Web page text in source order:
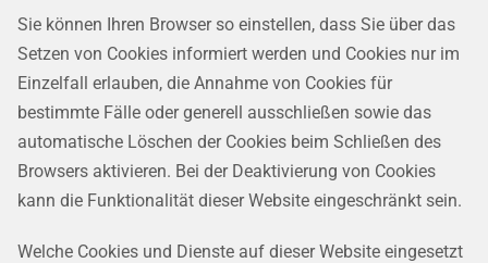
Sie können Ihren Browser so einstellen, dass Sie über das
Setzen von Cookies informiert werden und Cookies nur im
Einzelfall erlauben, die Annahme von Cookies für
bestimmte Fälle oder generell ausschließen sowie das
automatische Löschen der Cookies beim Schließen des
Browsers aktivieren. Bei der Deaktivierung von Cookies
kann die Funktionalität dieser Website eingeschränkt sein.
Welche Cookies und Dienste auf dieser Website eingesetzt